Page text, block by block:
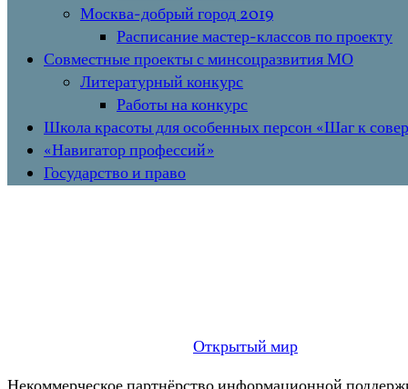
Москва-добрый город 2019
Расписание мастер-классов по проекту
Совместные проекты с минсоцразвития МО
Литературный конкурс
Работы на конкурс
Школа красоты для особенных персон «Шаг к
«Навигатор профессий»
Государство и право
Открытый мир